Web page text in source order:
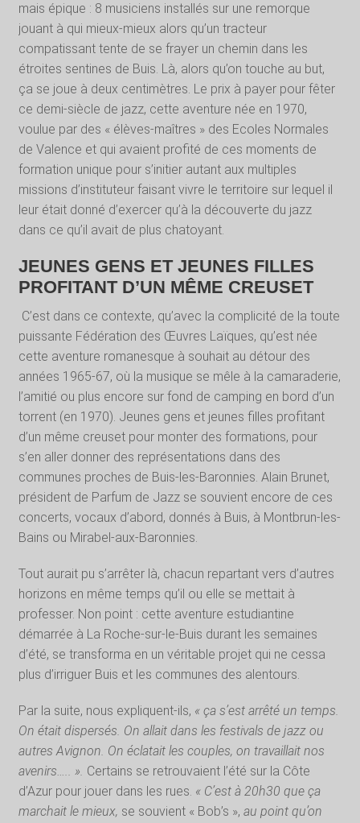
mais épique : 8 musiciens installés sur une remorque
jouant à qui mieux-mieux alors qu’un tracteur
compatissant tente de se frayer un chemin dans les
étroites sentines de Buis. Là, alors qu’on touche au but,
ça se joue à deux centimètres. Le prix à payer pour fêter
ce demi-siècle de jazz, cette aventure née en 1970,
voulue par des « élèves-maîtres » des Ecoles Normales
de Valence et qui avaient profité de ces moments de
formation unique pour s’initier autant aux multiples
missions d’instituteur faisant vivre le territoire sur lequel il
leur était donné d’exercer qu’à la découverte du jazz
dans ce qu’il avait de plus chatoyant.
JEUNES GENS ET JEUNES FILLES
PROFITANT D’UN MÊME CREUSET
C’est dans ce contexte, qu’avec la complicité de la toute
puissante Fédération des Œuvres Laïques, qu’est née
cette aventure romanesque à souhait au détour des
années 1965-67, où la musique se mêle à la camaraderie,
l’amitié ou plus encore sur fond de camping en bord d’un
torrent (en 1970). Jeunes gens et jeunes filles profitant
d’un même creuset pour monter des formations, pour
s’en aller donner des représentations dans des
communes proches de Buis-les-Baronnies. Alain Brunet,
président de Parfum de Jazz se souvient encore de ces
concerts, vocaux d’abord, donnés à Buis, à Montbrun-les-
Bains ou Mirabel-aux-Baronnies.
Tout aurait pu s’arrêter là, chacun repartant vers d’autres
horizons en même temps qu’il ou elle se mettait à
professer. Non point : cette aventure estudiantine
démarrée à La Roche-sur-le-Buis durant les semaines
d’été, se transforma en un véritable projet qui ne cessa
plus d’irriguer Buis et les communes des alentours.
Par la suite, nous expliquent-ils, « ça s’est arrêté un temps.
On était dispersés. On allait dans les festivals de jazz ou
autres Avignon. On éclatait les couples, on travaillait nos
avenirs….. ». Certains se retrouvaient l’été sur la Côte
d’Azur pour jouer dans les rues. « C’est à 20h30 que ça
marchait le mieux, se souvient « Bob’s », au point qu’on